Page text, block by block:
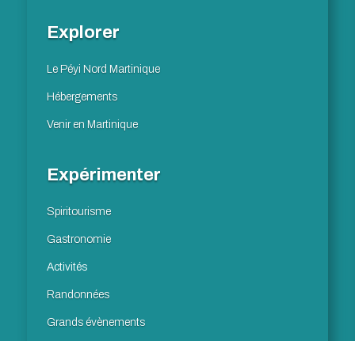
Explorer
Le Péyi Nord Martinique
Hébergements
Venir en Martinique
Expérimenter
Spiritourisme
Gastronomie
Activités
Randonnées
Grands évènements